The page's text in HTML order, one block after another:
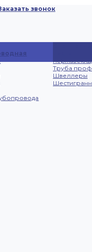
звонок
Труба
Швеллеры